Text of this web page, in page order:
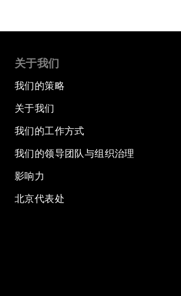
关于我们
我们的策略
关于我们
我们的工作方式
我们的领导团队与组织治理
影响力
北京代表处